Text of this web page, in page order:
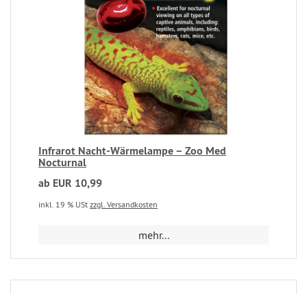
Infrarot Nacht-Wärmelampe – Zoo Med
Nocturnal
ab EUR 10,99
inkl. 19 % USt zzgl. Versandkosten
mehr...